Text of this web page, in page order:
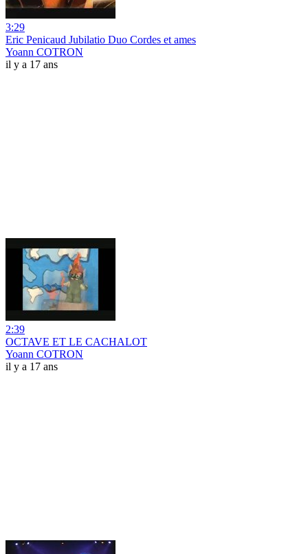
3:29
Eric Penicaud Jubilatio Duo Cordes et ames
Yoann COTRON
il y a 17 ans
2:39
OCTAVE ET LE CACHALOT
Yoann COTRON
il y a 17 ans